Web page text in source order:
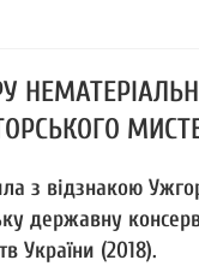
з відзнакою
державну
України (2018).